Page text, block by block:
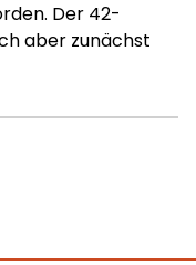
Der 42-
aber zunächst